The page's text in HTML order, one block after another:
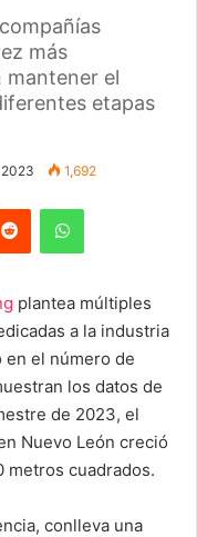
más
mantener el
etapas
1,692
plantea múltiples
a la industria
en el número de
los datos de
de 2023, el
Nuevo León creció
metros cuadrados.
conlleva una